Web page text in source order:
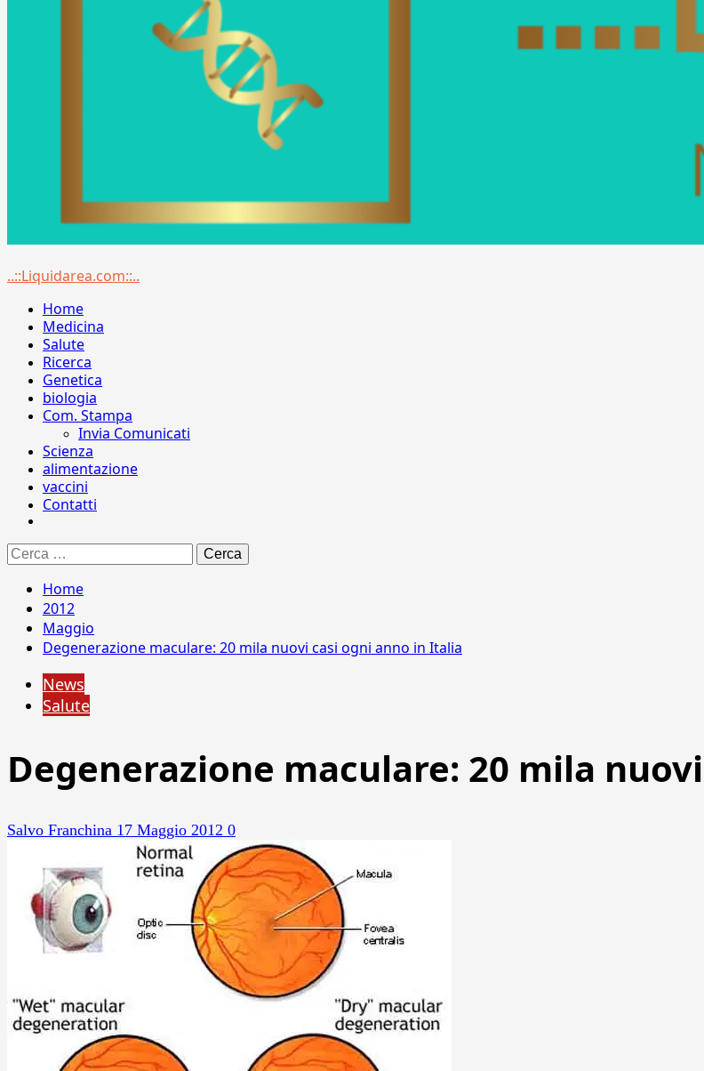
Menu
..::Liquidarea.com::..
Home
Medicina
Salute
Ricerca
Genetica
biologia
Com. Stampa
Invia Comunicati
Scienza
alimentazione
vaccini
Contatti
Ricerca
per:
Home
2012
Maggio
Degenerazione maculare: 20 mila nuovi casi ogni anno in Italia
News
Salute
Degenerazione maculare: 20 mila
Salvo Franchina 17 Maggio 2012 0